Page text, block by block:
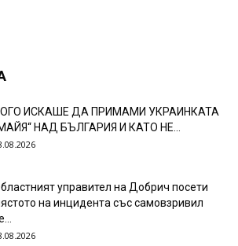
ИСКАШЕ ДА ПРИМАМИ УКРАИНКАТА
НАД БЪЛГАРИЯ И КАТО НЕ...
управител на Добрич посети
на инцидента със самовзривил